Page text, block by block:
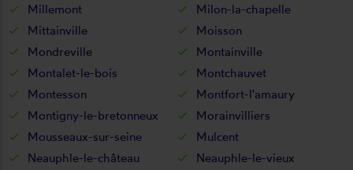
Millemont
Milon-la-chapelle
Mittainville
Moisson
Mondreville
Montainville
Montalet-le-bois
Montchauvet
Montesson
Montfort-l'amaury
Montigny-le-bretonneux
Morainvilliers
Mousseaux-sur-seine
Mulcent
Neauphle-le-château
Neauphle-le-vieux